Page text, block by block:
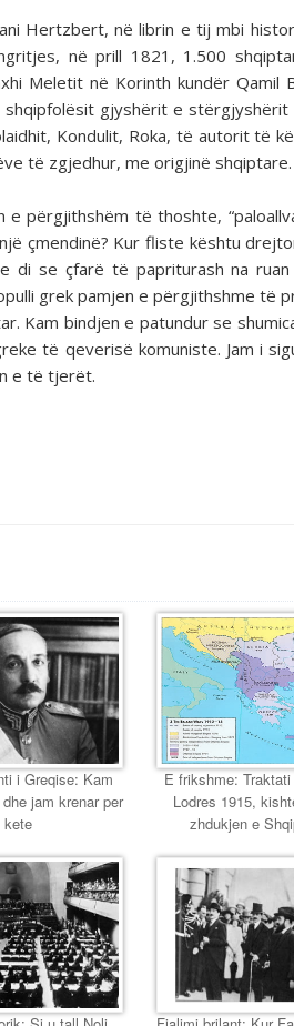
Hertzbert, në librin e tij mbi
në prill 1821, 1.500
Meletit në Korinth kundër
gjyshërit e stërgjyshërit
Kondulit, Roka, të autorit të
të zgjedhur, me origjinë shqiptare.
përgjithshëm të thoshte,
çmendinë? Kur fliste kështu
di se çfarë të papriturash na
grek pamjen e përgjithshme të
Kam bindjen e patundur se
të qeverisë komuniste. Jam i
e të tjerët.
i Greqise: Kam
jam krenar per
kete
E frikshme:
Lodres 1915,
zhdukjen e